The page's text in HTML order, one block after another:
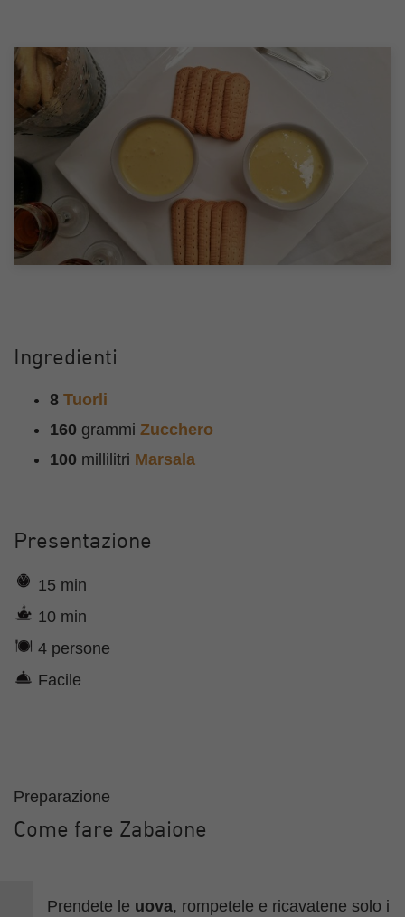
Ingredienti
8 Tuorli
160 grammi Zucchero
100 millilitri Marsala
Presentazione
15 min
10 min
4 persone
Facile
Preparazione
Come fare Zabaione
Prendete le uova, rompetele e ricavatene solo i